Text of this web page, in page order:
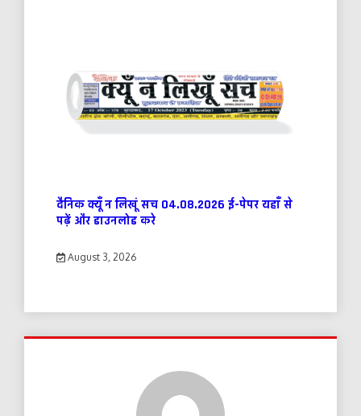
दैनिक क्यूँ न लिखूं सच 04.08.2026 ई-पेपर यहाँ से
पढ़ें और डाउनलोड करे
August 3, 2026